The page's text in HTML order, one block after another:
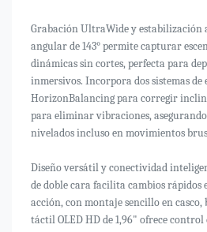
Grabación UltraWide y estabilización
angular de 143° permite capturar
dinámicas sin cortes, perfecta para
inmersivos. Incorpora dos sistemas de
HorizonBalancing para corregir
para eliminar vibraciones,
nivelados incluso en movimientos
Diseño versátil y conectividad
de doble cara facilita cambios rápidos
acción, con montaje sencillo en
táctil OLED HD de 1,96" ofrece